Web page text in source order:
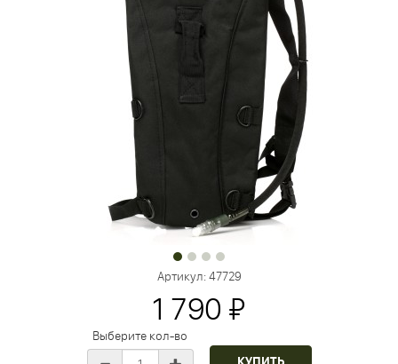
Артикул:47729
1 790 ₽
Выберите кол-во